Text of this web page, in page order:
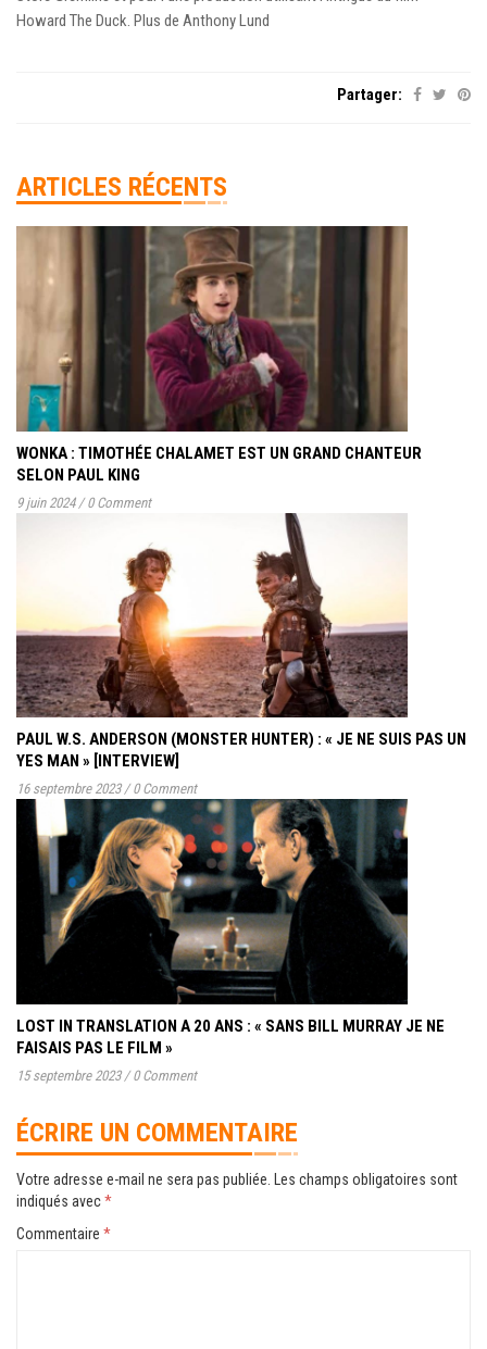
Howard The Duck. Plus de Anthony Lund
Partager:
ARTICLES RÉCENTS
WONKA : TIMOTHÉE CHALAMET EST UN GRAND CHANTEUR
SELON PAUL KING
9 juin 2024 / 0 Comment
PAUL W.S. ANDERSON (MONSTER HUNTER) : « JE NE SUIS PAS UN
YES MAN » [INTERVIEW]
16 septembre 2023 / 0 Comment
LOST IN TRANSLATION A 20 ANS : « SANS BILL MURRAY JE NE
FAISAIS PAS LE FILM »
15 septembre 2023 / 0 Comment
ÉCRIRE UN COMMENTAIRE
Votre adresse e-mail ne sera pas publiée. Les champs obligatoires sont
indiqués avec*
Commentaire *